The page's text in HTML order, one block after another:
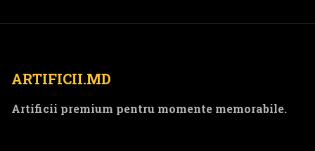
ARTIFICII.MD
Artificii premium pentru momente memorabile.